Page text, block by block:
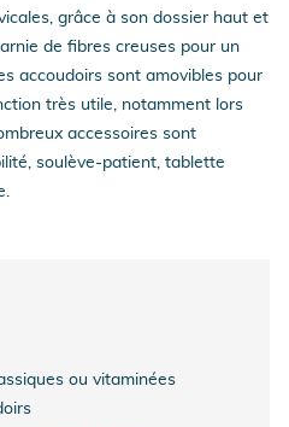
grâce à son dossier haut et
de fibres creuses pour un
accoudoirs sont amovibles pour
très utile, notamment lors
accessoires sont
soulève-patient, tablette
ou vitaminées